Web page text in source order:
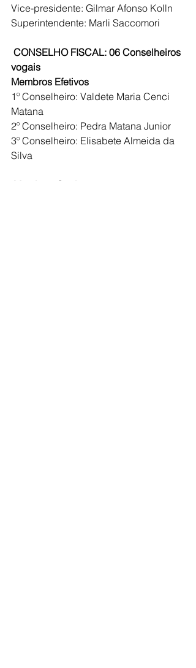
Vice-presidente: Gilmar Afonso Kolln
Superintendente: Marli Saccomori
CONSELHO FISCAL: 06 Conselheiros
vogais
Membros Efetivos
1º Conselheiro: Valdete Maria Cenci
Matana
2º Conselheiro: Pedra Matana Junior
3º Conselheiro: Elisabete Almeida da
Silva
Membros Suplentes